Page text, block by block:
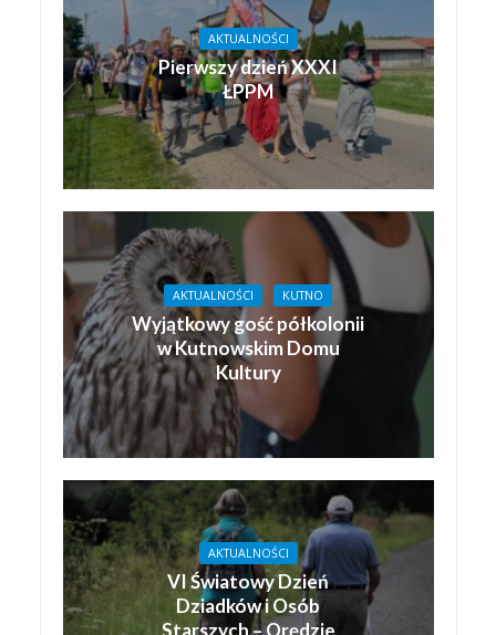
AKTUALNOŚCI
Pierwszy dzień XXXI
ŁPPM
AKTUALNOŚCI KUTNO
Wyjątkowy gość półkolonii
w Kutnowskim Domu
Kultury
AKTUALNOŚCI
VI Światowy Dzień
Dziadków i Osób
Starszych – Orędzie